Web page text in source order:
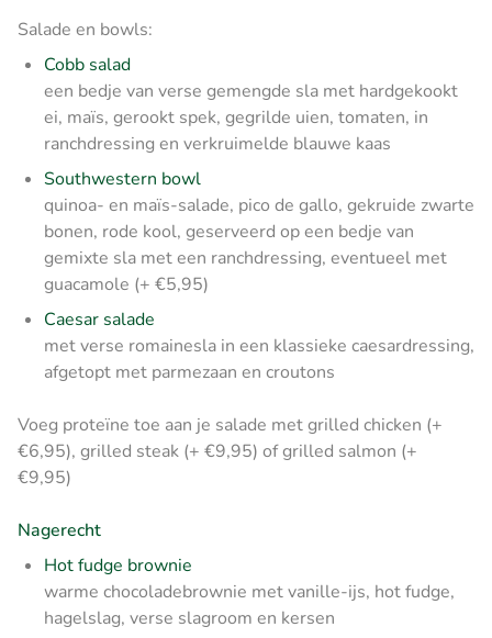
Salade en bowls:
Cobb salad
een bedje van verse gemengde sla met hardgekookt
ei, maïs, gerookt spek, gegrilde uien, tomaten, in
ranchdressing en verkruimelde blauwe kaas
Southwestern bowl
quinoa- en maïs-salade, pico de gallo, gekruide zwarte
bonen, rode kool, geserveerd op een bedje van
gemixte sla met een ranchdressing, eventueel met
guacamole (+ €5,95)
Caesar salade
met verse romainesla in een klassieke caesardressing,
afgetopt met parmezaan en croutons
Voeg proteïne toe aan je salade met grilled chicken (+
€6,95), grilled steak (+ €9,95) of grilled salmon (+
€9,95)
Nagerecht
Hot fudge brownie
warme chocoladebrownie met vanille-ijs, hot fudge,
hagelslag, verse slagroom en kersen